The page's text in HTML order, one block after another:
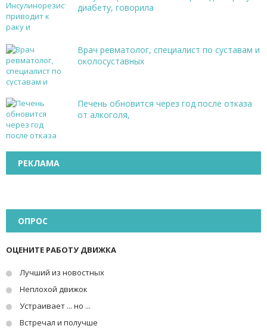
диабету, говорила
Врач ревматолог, специалист по суставам и
околосуставных
Печень обновится через год после отказа
от алкоголя,
РЕКЛАМА
ОПРОС
ОЦЕНИТЕ РАБОТУ ДВИЖКА
Лучший из новостных
Неплохой движок
Устраивает ... но ...
Встречал и получше